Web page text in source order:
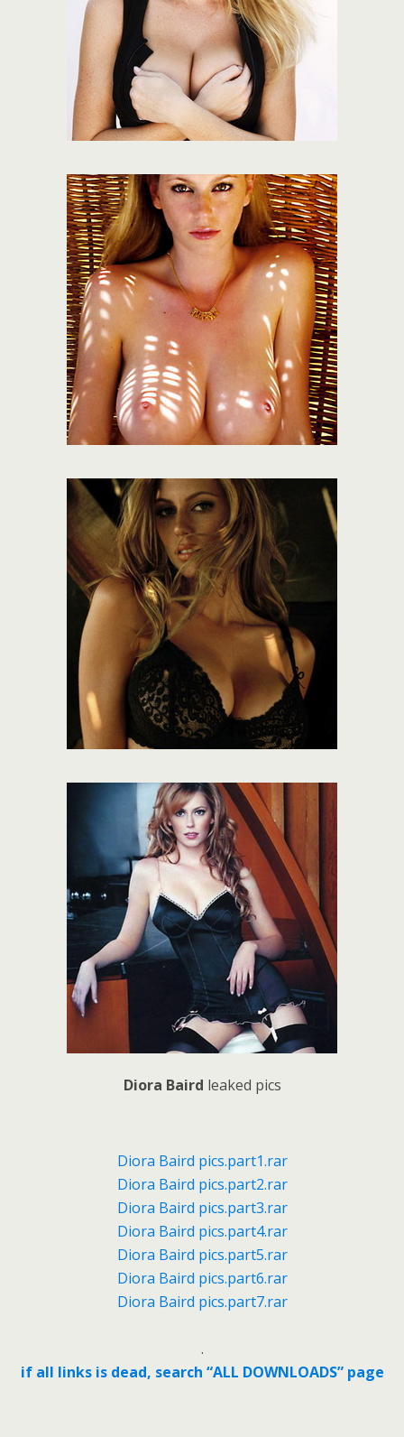
Diora Baird leaked pics
Diora Baird pics.part1.rar
Diora Baird pics.part2.rar
Diora Baird pics.part3.rar
Diora Baird pics.part4.rar
Diora Baird pics.part5.rar
Diora Baird pics.part6.rar
Diora Baird pics.part7.rar
.
if all links is dead, search “ALL DOWNLOADS” page